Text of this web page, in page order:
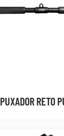
PUXADOR RETO